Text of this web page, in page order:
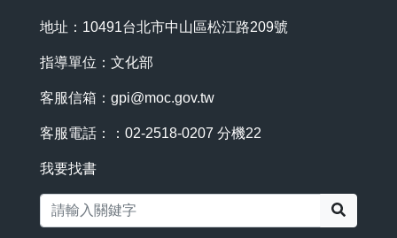
地址：10491台北市中山區松江路209號
指導單位：文化部
客服信箱： gpi@moc.gov.tw
客服電話：：02-2518-0207 分機22
我要找書